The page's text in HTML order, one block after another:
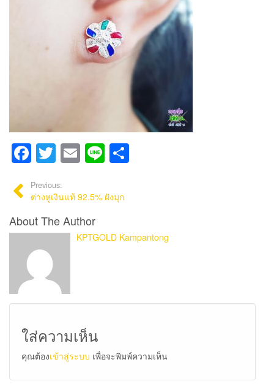
Facebook
Twitter
Email
Line
Previous:
ต่างหูเงินแท้ 92.5% ฝังมุก
About The Author
KPTGOLD Kampantong
ใส่ความเห็น
คุณต้องเข้าสู่ระบบ เพื่อจะพิมพ์ความเห็น